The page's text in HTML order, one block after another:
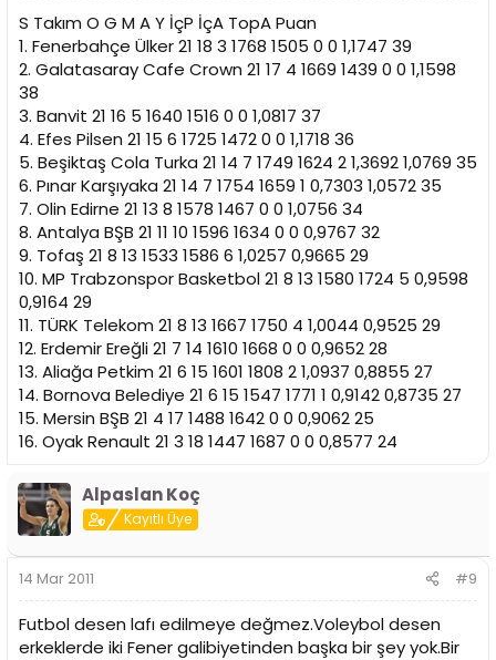
S Takım O G M A Y İçP İçA TopA Puan
1. Fenerbahçe Ülker 21 18 3 1768 1505 0 0 1,1747 39
2. Galatasaray Cafe Crown 21 17 4 1669 1439 0 0 1,1598
38
3. Banvit 21 16 5 1640 1516 0 0 1,0817 37
4. Efes Pilsen 21 15 6 1725 1472 0 0 1,1718 36
5. Beşiktaş Cola Turka 21 14 7 1749 1624 2 1,3692 1,0769 35
6. Pınar Karşıyaka 21 14 7 1754 1659 1 0,7303 1,0572 35
7. Olin Edirne 21 13 8 1578 1467 0 0 1,0756 34
8. Antalya BŞB 21 11 10 1596 1634 0 0 0,9767 32
9. Tofaş 21 8 13 1533 1586 6 1,0257 0,9665 29
10. MP Trabzonspor Basketbol 21 8 13 1580 1724 5 0,9598
0,9164 29
11. TÜRK Telekom 21 8 13 1667 1750 4 1,0044 0,9525 29
12. Erdemir Ereğli 21 7 14 1610 1668 0 0 0,9652 28
13. Aliağa Petkim 21 6 15 1601 1808 2 1,0937 0,8855 27
14. Bornova Belediye 21 6 15 1547 1771 1 0,9142 0,8735 27
15. Mersin BŞB 21 4 17 1488 1642 0 0 0,9062 25
16. Oyak Renault 21 3 18 1447 1687 0 0 0,8577 24
Alpaslan Koç
Kayıtlı Üye
14 Mar 2011 #9
Futbol desen lafı edilmeye değmez.Voleybol desen
erkeklerde iki Fener galibiyetinden başka bir şey yok.Bir